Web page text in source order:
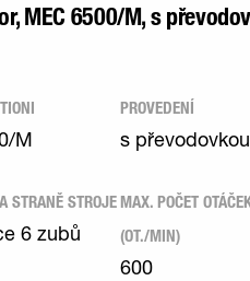
MEC 6500/M, s
M
PROVEDENÍ
s převodovkou
STRANĚ STROJE
6 zubů
MAX. POČET
(OT./MIN)
600